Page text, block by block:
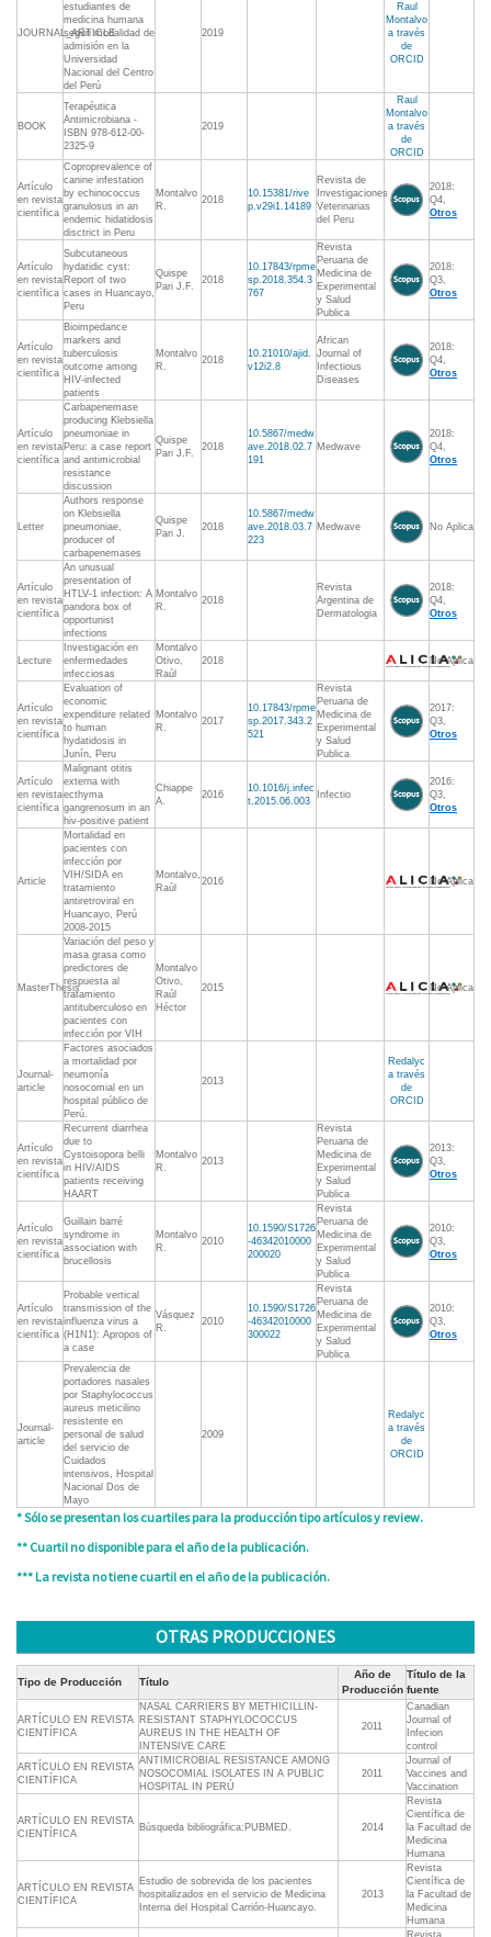
JOURNAL_ARTICLE
estudiantes de
medicina humana
según modalidad de
admisión en la
Universidad
Nacional del Centro
del Perú
2019
Raul
Montalvo
a través
de
ORCID
BOOK
Terapéutica
Antimicrobiana -
ISBN 978-612-00-
2325-9
2019
Raul
Montalvo
a través
de
ORCID
Artículo
en revista
científica
Coproprevalence of
canine infestation
by echinococcus
granulosus in an
endemic hidatidosis
disctrict in Peru
Montalvo
R.
2018
10.15381/rive
p.v29i1.14189
Revista de
Investigaciones
Veterinarias
del Peru
2018:
Q4,
Otros
Artículo
en revista
científica
Subcutaneous
hydatidic cyst:
Report of two
cases in Huancayo,
Peru
Quispe
Pari J.F.
2018
10.17843/rpme
sp.2018.354.3
767
Revista
Peruana de
Medicina de
Experimental
y Salud
Publica
2018:
Q3,
Otros
Artículo
en revista
científica
Bioimpedance
markers and
tuberculosis
outcome among
HIV-infected
patients
Montalvo
R.
2018
10.21010/ajid.
v12i2.8
African
Journal of
Infectious
Diseases
2018:
Q4,
Otros
Artículo
en revista
científica
Carbapenemase
producing Klebsiella
pneumoniae in
Peru: a case report
and antimicrobial
resistance
discussion
Quispe
Pari J.F.
2018
10.5867/medw
ave.2018.02.7
191
Medwave
2018:
Q4,
Otros
Letter
Authors response
on Klebsiella
pneumoniae,
producer of
carbapenemases
Quispe
Pari J.
2018
10.5867/medw
ave.2018.03.7
223
Medwave No Aplica
Artículo
en revista
científica
An unusual
presentation of
HTLV-1 infection: A
pandora box of
opportunist
infections
Montalvo
R.
2018
Revista
Argentina de
Dermatologia
2018:
Q4,
Otros
Lecture
Investigación en
enfermedades
infecciosas
Montalvo
Otivo,
Raúl
2018 No Aplica
Artículo
en revista
científica
Evaluation of
economic
expenditure related
to human
hydatidosis in
Junín, Peru
Montalvo
R.
2017
10.17843/rpme
sp.2017.343.2
521
Revista
Peruana de
Medicina de
Experimental
y Salud
Publica
2017:
Q3,
Otros
Artículo
en revista
científica
Malignant otitis
externa with
ecthyma
gangrenosum in an
hiv-positive patient
Chiappe
A.
2016
10.1016/j.infec
t.2015.06.003
Infectio
2016:
Q3,
Otros
Article
Mortalidad en
pacientes con
infección por
VIH/SIDA en
tratamiento
antiretroviral en
Huancayo, Perú
2008-2015
Montalvo,
Raúl
2016 No Aplica
MasterThesis
Variación del peso y
masa grasa como
predictores de
respuesta al
tratamiento
antituberculoso en
pacientes con
infección por VIH
Montalvo
Otivo,
Raúl
Héctor
2015 No Aplica
Journal-
article
Factores asociados
a mortalidad por
neumonía
nosocomial en un
hospital público de
Perú.
2013
Redalyc
a través
de
ORCID
Artículo
en revista
científica
Recurrent diarrhea
due to
Cystoisopora belli
in HIV/AIDS
patients receiving
HAART
Montalvo
R.
2013
Revista
Peruana de
Medicina de
Experimental
y Salud
Publica
2013:
Q3,
Otros
Artículo
en revista
científica
Guillain barré
syndrome in
association with
brucellosis
Montalvo
R.
2010
10.1590/S1726
-46342010000
200020
Revista
Peruana de
Medicina de
Experimental
y Salud
Publica
2010:
Q3,
Otros
Artículo
en revista
científica
Probable vertical
transmission of the
influenza virus a
(H1N1): Apropos of
a case
Vásquez
R.
2010
10.1590/S1726
-46342010000
300022
Revista
Peruana de
Medicina de
Experimental
y Salud
Publica
2010:
Q3,
Otros
Journal-
article
Prevalencia de
portadores nasales
por Staphylococcus
aureus meticilino
resistente en
personal de salud
del servicio de
Cuidados
intensivos, Hospital
Nacional Dos de
Mayo
2009
Redalyc
a través
de
ORCID
* Sólo se presentan los cuartiles para la producción tipo artículos y review.
** Cuartil no disponible para el año de la publicación.
*** La revista no tiene cuartil en el año de la publicación.
OTRAS PRODUCCIONES
Tipo de Producción Título
Año de
Producción
Título de la
fuente
ARTÍCULO EN REVISTA
CIENTÍFICA
NASAL CARRIERS BY METHICILLIN-
RESISTANT STAPHYLOCOCCUS
AUREUS IN THE HEALTH OF
INTENSIVE CARE
2011
Canadian
Journal of
Infecion
control
ARTÍCULO EN REVISTA
CIENTÍFICA
ANTIMICROBIAL RESISTANCE AMONG
NOSOCOMIAL ISOLATES IN A PUBLIC
HOSPITAL IN PERÚ
2011
Journal of
Vaccines and
Vaccination
ARTÍCULO EN REVISTA
CIENTÍFICA
Búsqueda bibliográfica:PUBMED. 2014
Revista
Científica de
la Facultad de
Medicina
Humana
ARTÍCULO EN REVISTA
CIENTÍFICA
Estudio de sobrevida de los pacientes
hospitalizados en el servicio de Medicina
Interna del Hospital Carrión-Huancayo.
2013
Revista
Científica de
la Facultad de
Medicina
Humana
Revista